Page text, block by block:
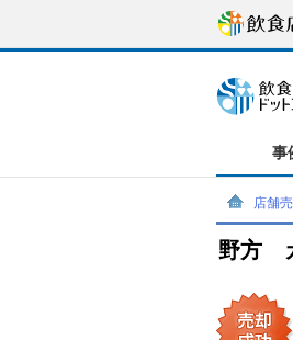
事
店舗
野方